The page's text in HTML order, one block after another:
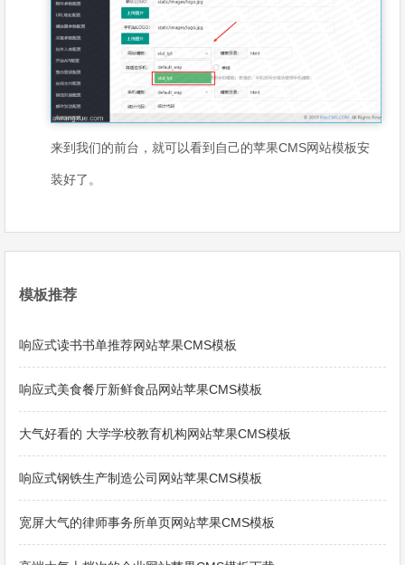
来到我们的前台，就可以看到自己的苹果CMS网站模板安
装好了。
模板推荐
响应式读书书单推荐网站苹果CMS模板
响应式美食餐厅新鲜食品网站苹果CMS模板
大气好看的 大学学校教育机构网站苹果CMS模板
响应式钢铁生产制造公司网站苹果CMS模板
宽屏大气的律师事务所单页网站苹果CMS模板